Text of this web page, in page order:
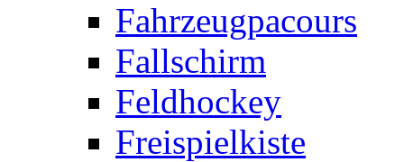
Fahrzeugpacours
Fallschirm
Feldhockey
Freispielkiste